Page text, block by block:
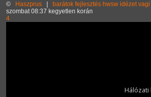
© Haszprus barátok fejlesztés hwsw idézet vagi
szombat 08:37 kegyetlen korán
4